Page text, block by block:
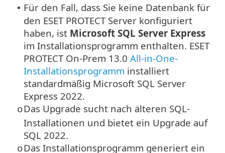
• Für den Fall, dass Sie keine Datenbank für
den ESET PROTECT Server konfiguriert
haben, ist Microsoft SQL Server Express
im Installationsprogramm enthalten. ESET
PROTECT On-Prem 13.0 All-in-One-
Installationsprogramm installiert
standardmäßig Microsoft SQL Server
Express 2022.
oDas Upgrade sucht nach älteren SQL-
Installationen und bietet ein Upgrade auf
SQL 2022.
oDas Installationsprogramm generiert ein